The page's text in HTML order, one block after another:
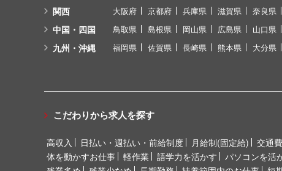
関西 大阪府 京都府 兵庫県 滋賀県 奈良県
中国・四国 鳥取県 島根県 岡山県 広島県 山口県
九州・沖縄 福岡県 佐賀県 長崎県 熊本県 大分県
こだわりから求人を探す
高収入 日払い・週払い・前給制度 月給制(固定給) 交通
体を動かすお仕事
軽作業 語学力を活かす パソコンを活